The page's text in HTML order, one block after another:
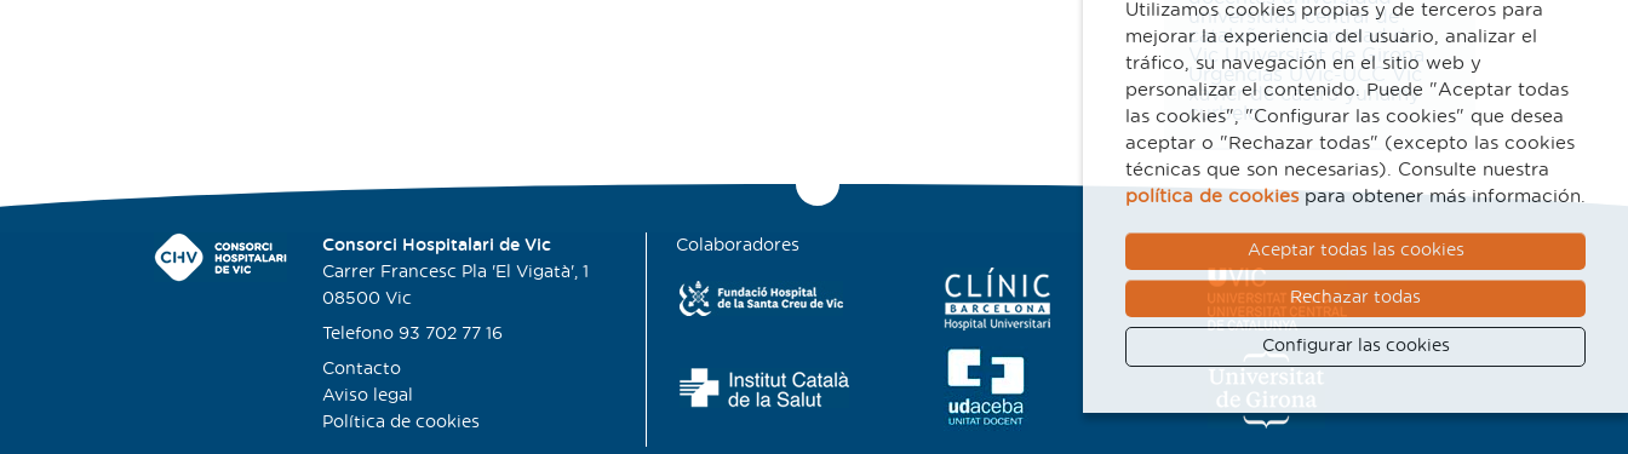
universidad central de
cataluña Universidad de
Vic Universitat de Girona
Urgencias UVic-UCC Vic
xavier de castro yuhamy
curbelo
Consorci Hospitalari de Vic
Carrer Francesc Pla 'El Vigatà', 1
08500 Vic
Telefono 93 702 77 16
Contacto
Aviso legal
Política de cookies
Colaboradores
Utilizamos cookies propias y de terceros para
mejorar la experiencia del usuario, analizar el
tráfico, su navegación en el sitio web y
personalizar el contenido. Puede "Aceptar todas
las cookies", "Configurar las cookies" que desea
aceptar o "Rechazar todas" (excepto las cookies
técnicas que son necesarias). Consulte nuestra
política de cookiespara obtener más información.
Aceptar todas las cookies
Rechazar todas
Configurar las cookies